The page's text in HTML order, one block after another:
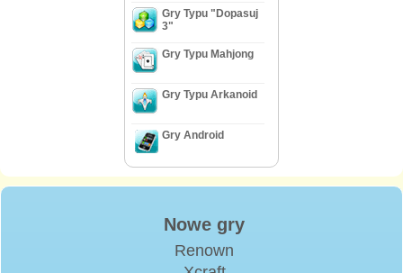
Gry Typu "Dopasuj
3"
Gry Typu Mahjong
Gry Typu Arkanoid
Gry Android
Nowe gry
Renown